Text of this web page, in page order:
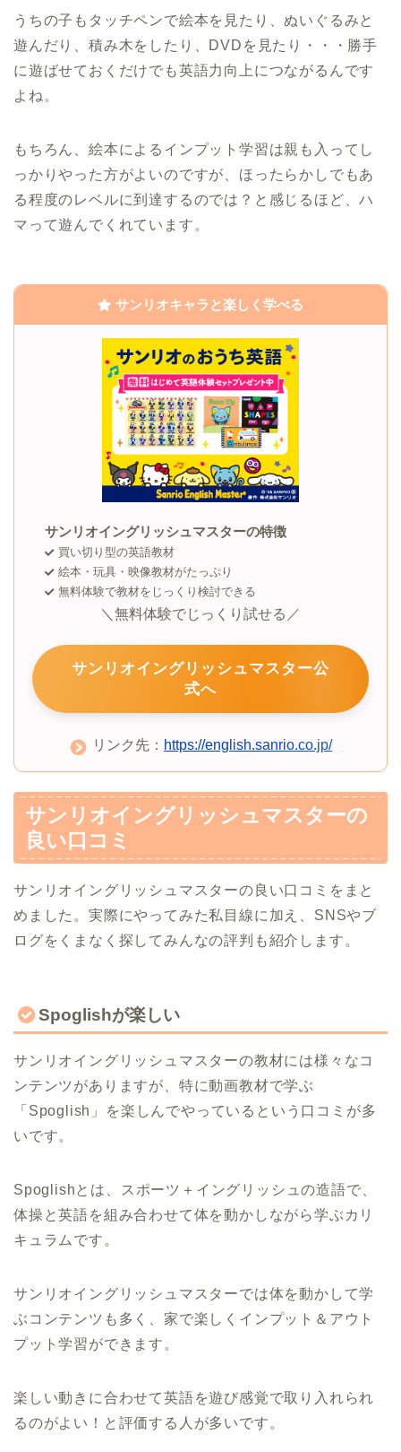
うちの子もタッチペンで絵本を見たり、ぬいぐるみと
遊んだり、積み木をしたり、DVDを見たり・・・勝手
に遊ばせておくだけでも英語力向上につながるんです
よね。
もちろん、絵本によるインプット学習は親も入ってし
っかりやった方がよいのですが、ほったらかしでもあ
る程度のレベルに到達するのでは？と感じるほど、ハ
マって遊んでくれています。
サンリオキャラと楽しく学べる
サンリオイングリッシュマスターの特徴
買い切り型の英語教材
絵本・玩具・映像教材がたっぷり
無料体験で教材をじっくり検討できる
＼無料体験でじっくり試せる／
サンリオイングリッシュマスター公
式へ
リンク先： https://english.sanrio.co.jp/
サンリオイングリッシュマスターの
良い口コミ
サンリオイングリッシュマスターの良い口コミをまと
めました。実際にやってみた私目線に加え、SNSやブ
ログをくまなく探してみんなの評判も紹介します。
Spoglishが楽しい
サンリオイングリッシュマスターの教材には様々なコ
ンテンツがありますが、特に動画教材で学ぶ
「Spoglish」を楽しんでやっているという口コミが多
いです。
Spoglishとは、スポーツ＋イングリッシュの造語で、
体操と英語を組み合わせて体を動かしながら学ぶカリ
キュラムです。
サンリオイングリッシュマスターでは体を動かして学
ぶコンテンツも多く、家で楽しくインプット＆アウト
プット学習ができます。
楽しい動きに合わせて英語を遊び感覚で取り入れられ
るのがよい！と評価する人が多いです。